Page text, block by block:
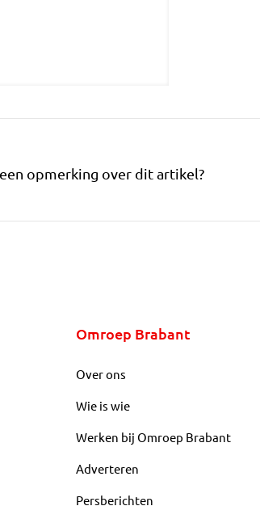
opmerking over dit artikel?
Omroep Brabant
Over ons
Wie is wie
Werken bij Omroep Brabant
Adverteren
Persberichten